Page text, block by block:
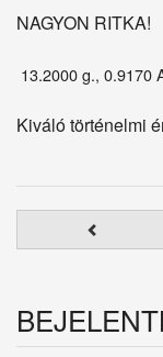
NAGYON RITKA!
13.2000 g., 0.9170
Kiváló történelmi